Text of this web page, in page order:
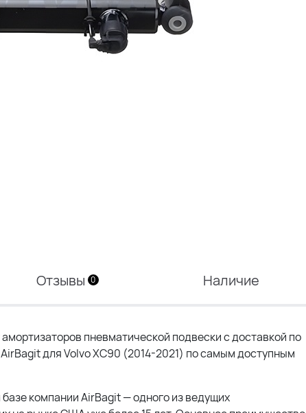
Отзывы 0 Наличие
пневматической подвески с доставкой по
для Volvo XC90 (2014-2021) по самым доступным
компании AirBagit — одного из ведущих